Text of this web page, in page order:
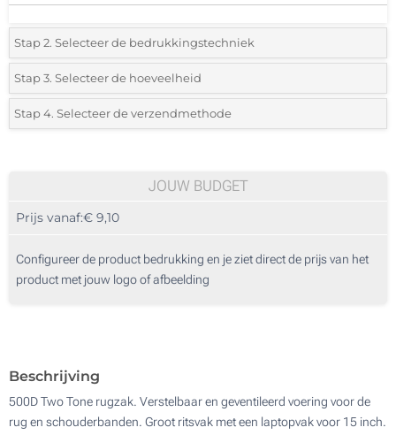
Stap 2. Selecteer de bedrukkingstechniek
*Selecteer de bedrukking en kleuren van het logo:
1 Kleur (Aan de voorzijde)
Digitale full colour transfer (Aan de voorzijde)
Stap 3. Selecteer de hoeveelheid
*Selecteer uit de lijst of voeg het gewenste aantal in
10
50
Stap 4. Selecteer de verzendmethode
JOUW BUDGET
Prijs vanaf:€ 9,10
Configureer de product bedrukking en je ziet direct de prijs van het
product met jouw logo of afbeelding
Beschrijving
500D Two Tone rugzak. Verstelbaar en geventileerd voering voor de
rug en schouderbanden. Groot ritsvak met een laptopvak voor 15 inch.